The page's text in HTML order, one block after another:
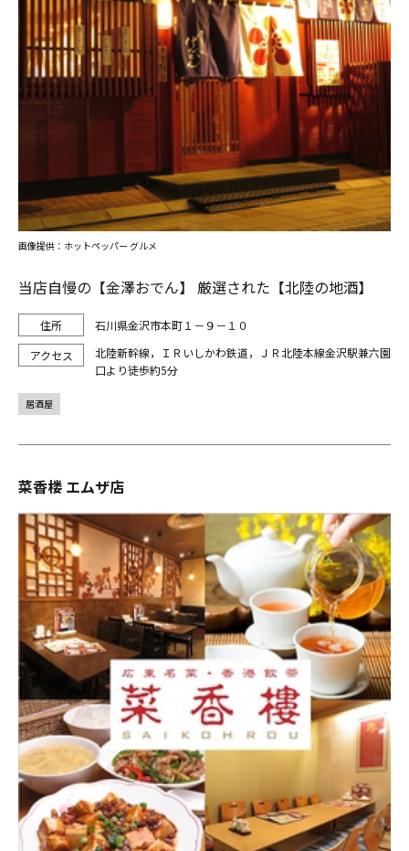
当店自慢の【金澤おでん】 厳選された【北陸の地酒】
石川県金沢市本町１－９－１０
北陸新幹線，ＩＲいしかわ鉄道，ＪＲ北陸本線金沢駅兼六園
口より徒歩約5分
画像提供：ホットペッパー グルメ
居酒屋
菜香楼 エムザ店